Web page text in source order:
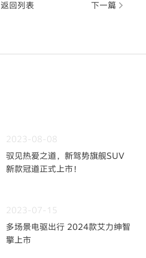
返回列表 下一篇
2023-08-08
驭见热爱之道，新驾势旗舰SUV
新款冠道正式上市！
2023-07-15
多场景电驱出行 2024款艾力绅智
擎上市